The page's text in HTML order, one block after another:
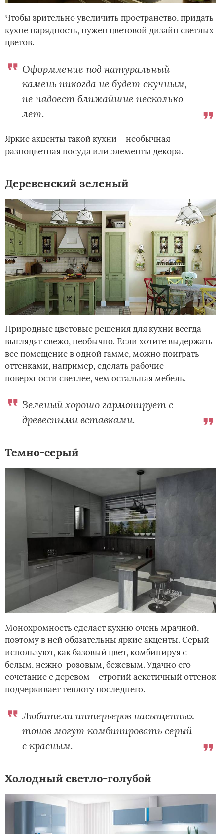
Чтобы зрительно увеличить пространство, придать
кухне нарядность, нужен цветовой дизайн светлых
цветов.
Оформление под натуральный
камень никогда не будет скучным,
не надоест ближайшие несколько
лет.
Яркие акценты такой кухни – необычная
разноцветная посуда или элементы декора.
Деревенский зеленый
Природные цветовые решения для кухни всегда
выглядят свежо, необычно. Если хотите выдержать
все помещение в одной гамме, можно поиграть
оттенками, например, сделать рабочие
поверхности светлее, чем остальная мебель.
Зеленый хорошо гармонирует с
древесными вставками.
Темно-серый
Монохромность сделает кухню очень мрачной,
поэтому в ней обязательны яркие акценты. Серый
используют, как базовый цвет, комбинируя с
белым, нежно-розовым, бежевым. Удачно его
сочетание с деревом – строгий аскетичный оттенок
подчеркивает теплоту последнего.
Любители интерьеров насыщенных
тонов могут комбинировать серый
с красным.
Холодный светло-голубой